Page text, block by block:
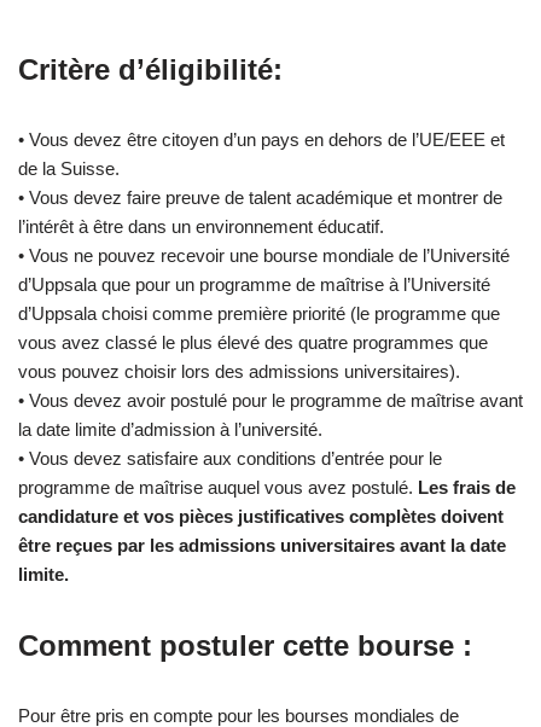
Critère d’éligibilité:
• Vous devez être citoyen d’un pays en dehors de l’UE/EEE et
de la Suisse.
• Vous devez faire preuve de talent académique et montrer de
l’intérêt à être dans un environnement éducatif.
• Vous ne pouvez recevoir une bourse mondiale de l’Université
d’Uppsala que pour un programme de maîtrise à l’Université
d’Uppsala choisi comme première priorité (le programme que
vous avez classé le plus élevé des quatre programmes que
vous pouvez choisir lors des admissions universitaires).
• Vous devez avoir postulé pour le programme de maîtrise avant
la date limite d’admission à l’université.
• Vous devez satisfaire aux conditions d’entrée pour le
programme de maîtrise auquel vous avez postulé. Les frais de
candidature et vos pièces justificatives complètes doivent
être reçues par les admissions universitaires avant la date
limite.
Comment postuler cette bourse :
Pour être pris en compte pour les bourses mondiales de